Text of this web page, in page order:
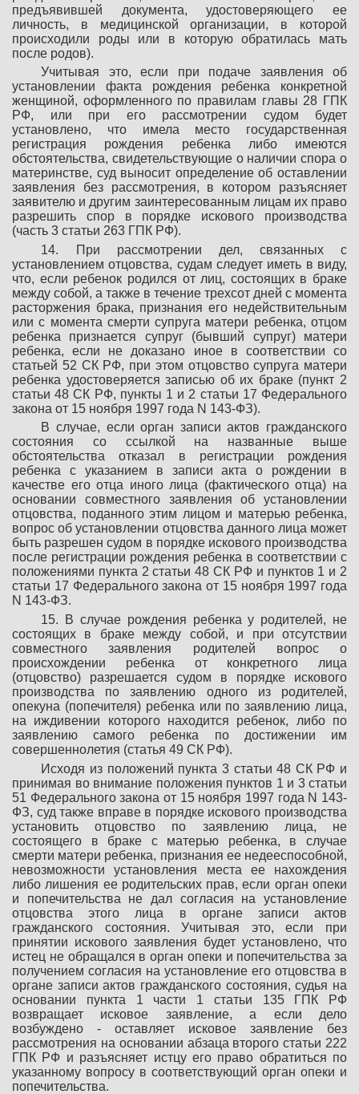
предъявившей документа, удостоверяющего ее
личность, в медицинской организации, в которой
происходили роды или в которую обратилась мать
после родов).
Учитывая это, если при подаче заявления об
установлении факта рождения ребенка конкретной
женщиной, оформленного по правилам главы 28 ГПК
РФ, или при его рассмотрении судом будет
установлено, что имела место государственная
регистрация рождения ребенка либо имеются
обстоятельства, свидетельствующие о наличии спора о
материнстве, суд выносит определение об оставлении
заявления без рассмотрения, в котором разъясняет
заявителю и другим заинтересованным лицам их право
разрешить спор в порядке искового производства
(часть 3 статьи 263 ГПК РФ).
14. При рассмотрении дел, связанных с
установлением отцовства, судам следует иметь в виду,
что, если ребенок родился от лиц, состоящих в браке
между собой, а также в течение трехсот дней с момента
расторжения брака, признания его недействительным
или с момента смерти супруга матери ребенка, отцом
ребенка признается супруг (бывший супруг) матери
ребенка, если не доказано иное в соответствии со
статьей 52 СК РФ, при этом отцовство супруга матери
ребенка удостоверяется записью об их браке (пункт 2
статьи 48 СК РФ, пункты 1 и 2 статьи 17 Федерального
закона от 15 ноября 1997 года N 143-ФЗ).
В случае, если орган записи актов гражданского
состояния со ссылкой на названные выше
обстоятельства отказал в регистрации рождения
ребенка с указанием в записи акта о рождении в
качестве его отца иного лица (фактического отца) на
основании совместного заявления об установлении
отцовства, поданного этим лицом и матерью ребенка,
вопрос об установлении отцовства данного лица может
быть разрешен судом в порядке искового производства
после регистрации рождения ребенка в соответствии с
положениями пункта 2 статьи 48 СК РФ и пунктов 1 и 2
статьи 17 Федерального закона от 15 ноября 1997 года
N 143-ФЗ.
15. В случае рождения ребенка у родителей, не
состоящих в браке между собой, и при отсутствии
совместного заявления родителей вопрос о
происхождении ребенка от конкретного лица
(отцовство) разрешается судом в порядке искового
производства по заявлению одного из родителей,
опекуна (попечителя) ребенка или по заявлению лица,
на иждивении которого находится ребенок, либо по
заявлению самого ребенка по достижении им
совершеннолетия (статья 49 СК РФ).
Исходя из положений пункта 3 статьи 48 СК РФ и
принимая во внимание положения пунктов 1 и 3 статьи
51 Федерального закона от 15 ноября 1997 года N 143-
ФЗ, суд также вправе в порядке искового производства
установить отцовство по заявлению лица, не
состоящего в браке с матерью ребенка, в случае
смерти матери ребенка, признания ее недееспособной,
невозможности установления места ее нахождения
либо лишения ее родительских прав, если орган опеки
и попечительства не дал согласия на установление
отцовства этого лица в органе записи актов
гражданского состояния. Учитывая это, если при
принятии искового заявления будет установлено, что
истец не обращался в орган опеки и попечительства за
получением согласия на установление его отцовства в
органе записи актов гражданского состояния, судья на
основании пункта 1 части 1 статьи 135 ГПК РФ
возвращает исковое заявление, а если дело
возбуждено - оставляет исковое заявление без
рассмотрения на основании абзаца второго статьи 222
ГПК РФ и разъясняет истцу его право обратиться по
указанному вопросу в соответствующий орган опеки и
попечительства.